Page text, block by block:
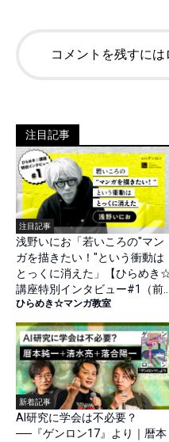
コメントを残すには
注目記事
注目記事
浅野いにお「若いころの"マン
ガを描きたい！"という衝動は
とっくに消えた」【ひらめき
講座特別インタビュー#1（前
篇）】
ひらめき☆マンガ教室
新着記事
AI研究に学会は不必要？
──『ゲンロン17』より｜暦本